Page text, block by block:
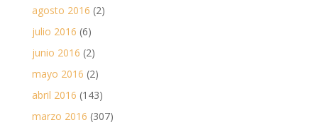
agosto 2016 (2)
julio 2016 (6)
junio 2016 (2)
mayo 2016 (2)
abril 2016 (143)
marzo 2016 (307)